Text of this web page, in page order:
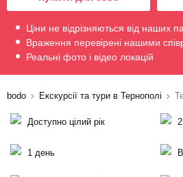
Ціни не відрізняються від наших
Враження перевірені нашими
Реальні фото і відео локацій
bodo Екскурсії та тури в Тернополі
Доступно цілий рік
1 день